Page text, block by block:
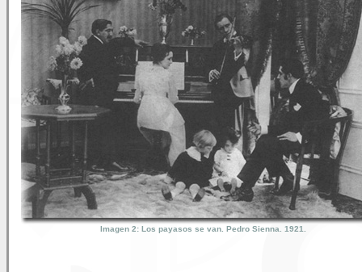
Imagen 2: Los payasos se van. Pedro Sienna. 1921.